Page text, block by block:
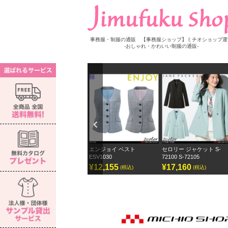
事務服・制服の通販 【事務服ショップ】ミチオショップ
-おしゃれ・かわいい制服の通販-
ous
セロリー 長袖ブラウス S-
73272
¥7,150
エンジョイ ベスト
ESV1030
¥12,155 (税込)
セロリー ジャケット S-
72100 S-72105
¥17,160 (税込)